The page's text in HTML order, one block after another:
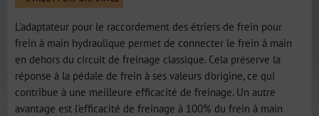
L'adaptateur pour le raccordement des étriers de frein pour
frein à main hydraulique permet de connecter le frein à main
en dehors du circuit de freinage classique. Cela préserve la
réponse à la pédale de frein à ses valeurs d'origine, ce qui
contribue à une meilleure efficacité de freinage. Un autre
avantage est l'efficacité de freinage à 100% du frein à main